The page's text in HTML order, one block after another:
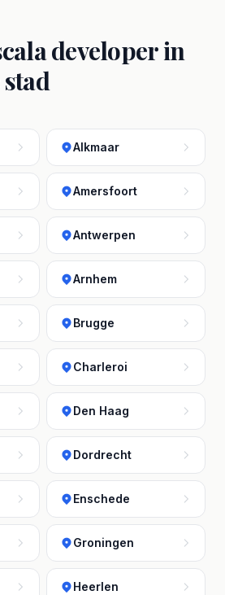
developer in
Alkmaar
Amersfoort
Antwerpen
Arnhem
Brugge
Charleroi
Den Haag
Dordrecht
Enschede
Groningen
Heerlen